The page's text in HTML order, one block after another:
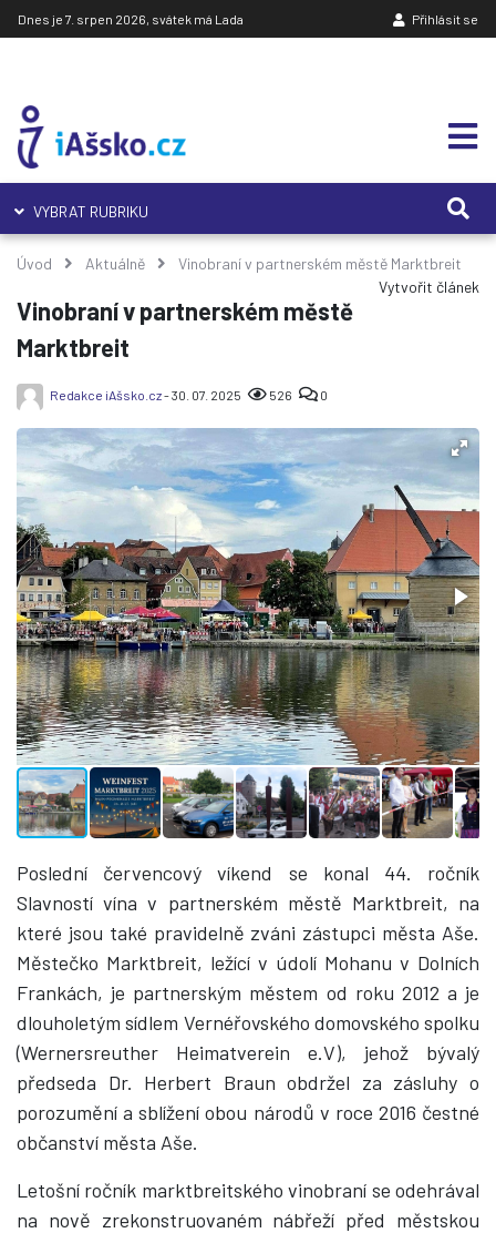
Dnes je 7. srpen 2026, svátek má Lada Přihlásit se
VYBRAT RUBRIKU
Úvod Aktuálně
Vinobraní v partnerském městě Marktbreit
Vytvořit článek
Vinobraní v partnerském městě
Marktbreit
Redakce iAšsko.cz- 30. 07. 2025 526 0
Poslední červencový víkend se konal 44. ročník
Slavností vína v partnerském městě Marktbreit, na
které jsou také pravidelně zváni zástupci města Aše.
Městečko Marktbreit, ležící v údolí Mohanu v Dolních
Frankách, je partnerským městem od roku 2012 a je
dlouholetým sídlem Vernéřovského domovského spolku
(Wernersreuther Heimatverein e.V), jehož bývalý
předseda Dr. Herbert Braun obdržel za zásluhy o
porozumění a sblížení obou národů v roce 2016 čestné
občanství města Aše.
Letošní ročník marktbreitského vinobraní se odehrával
na nově zrekonstruovaném nábřeží před městskou